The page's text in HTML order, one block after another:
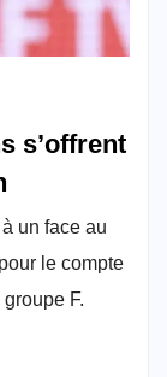
s’offrent
un face au
le compte
F.